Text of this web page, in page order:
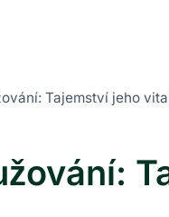
Tajemství jeho